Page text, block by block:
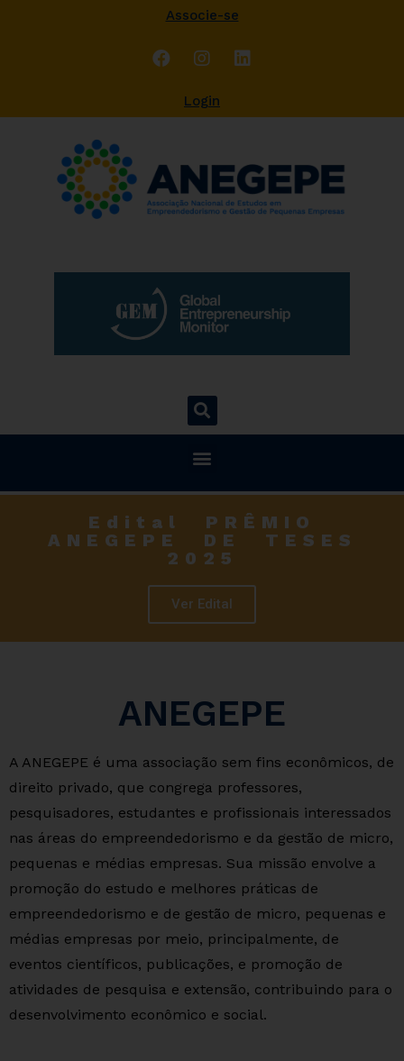
Associe-se
Login
Edital PRÊMIO
ANEGEPE DE TESES
2025
Ver Edital
ANEGEPE
A ANEGEPE é uma associação sem fins econômicos, de
direito privado, que congrega professores,
pesquisadores, estudantes e profissionais interessados
nas áreas do empreendedorismo e da gestão de micro,
pequenas e médias empresas. Sua missão envolve a
promoção do estudo e melhores práticas de
empreendedorismo e de gestão de micro, pequenas e
médias empresas por meio, principalmente, de
eventos científicos, publicações, e promoção de
atividades de pesquisa e extensão, contribuindo para o
desenvolvimento econômico e social.